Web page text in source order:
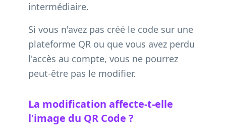
intermédiaire.
Si vous n'avez pas créé le code sur une
plateforme QR ou que vous avez perdu
l'accès au compte, vous ne pourrez
peut-être pas le modifier.
La modification affecte-t-elle
l'image du QR Code ?